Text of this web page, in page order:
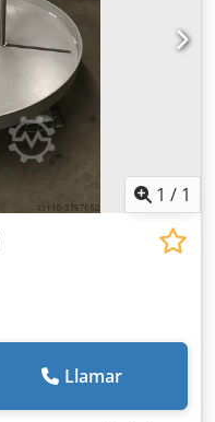
1 / 1
Llamar